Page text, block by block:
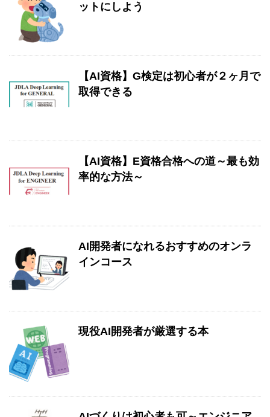
ットにしよう
【AI資格】G検定は初心者が２ヶ月で
取得できる
【AI資格】E資格合格への道～最も効
率的な方法～
AI開発者になれるおすすめのオンラ
インコース
現役AI開発者が厳選する本